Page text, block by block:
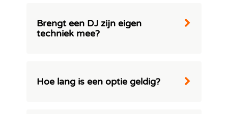
Brengt een DJ zijn eigen
techniek mee?
met onze eigen technici. Zij zorgen voor de
Hoe lang is een optie geldig?